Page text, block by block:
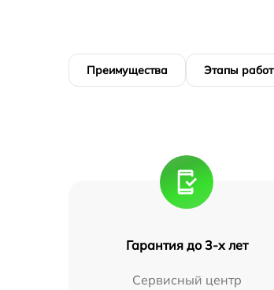
Преимущества Этапы работ
Гарантия до 3-х лет
Сервисный центр